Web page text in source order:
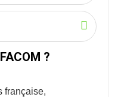
?
française,